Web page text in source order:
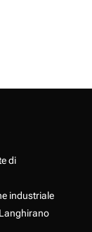
di
industriale